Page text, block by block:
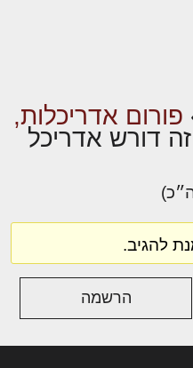
פורום אדריכלות,
דורש אדריכל
להגיב.
הרשמה